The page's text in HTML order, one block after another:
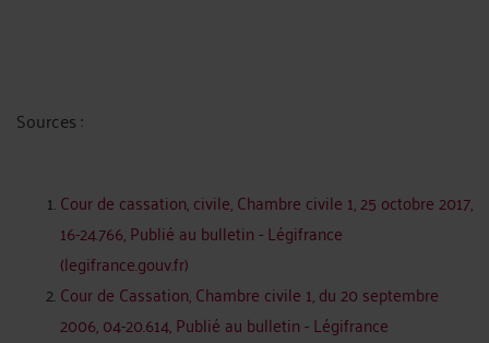
Sources :
Cour de cassation, civile, Chambre civile 1, 25 octobre 2017,
16-24.766, Publié au bulletin - Légifrance
(legifrance.gouv.fr)
Cour de Cassation, Chambre civile 1, du 20 septembre
2006, 04-20.614, Publié au bulletin - Légifrance